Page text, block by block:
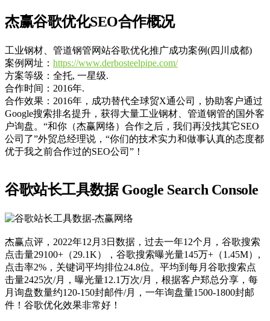
杰赢谷歌优化SEO合作概况
工业钢材、管道钢管网站谷歌优化推广成功案例(四川成都)
案例网址： https://www.derbosteelpipe.com/
方案等级：全托, 一星级.
合作时间：2016年.
合作效果：2016年，成功替代全球贸X通公司，协助客户通过
Google搜索排名提升，获得大量工业钢材、管道钢管的国外客
户询盘。“和你（杰赢网络）合作之后，我们再没找其它SEO
公司了”外贸总经理说，“你们的技术实力和做事认真的态度都
优于我之前合作过的SEO公司”！
谷歌站长工具数据 Google Search Console
杰赢点评，2022年12月3日数据，过去一年12个月，谷歌搜索
点击量29100+（29.1K），谷歌搜索曝光量145万+（1.45M）,
点击率2%，关键词平均排位24.8位。平均到每月谷歌搜索点
击量2425次/月，曝光量12.1万次/月，根据客户郑总分享，每
月询盘数量约120-150封邮件/月，一年询盘量1500-1800封邮
件！谷歌优化效果非常好！